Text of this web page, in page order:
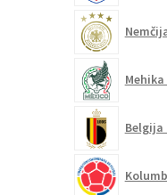
Belgija